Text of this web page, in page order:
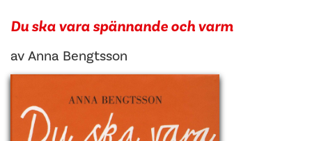
Du ska vara spännande och varm
avAnna Bengtsson